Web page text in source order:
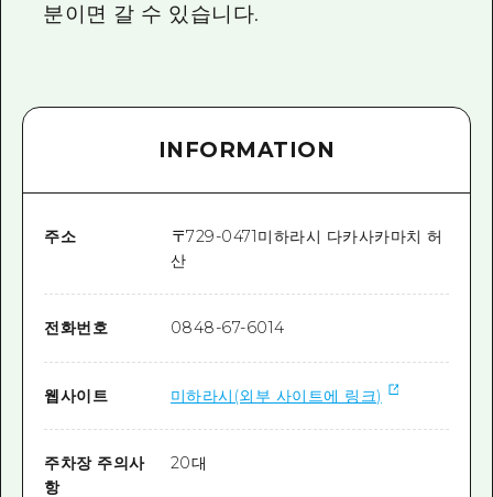
분이면 갈 수 있습니다.
INFORMATION
주소 〒729-0471미하라시 다카사카마치 허
산
전화번호 0848-67-6014
웹사이트 미하라시(외부 사이트에 링크)
주차장 주의사
항
20대